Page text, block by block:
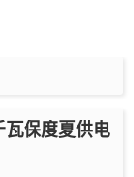
瓦保度夏供电